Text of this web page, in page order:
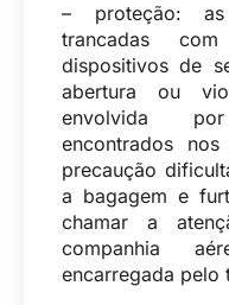
– proteção:
trancadas
dispositivos de
abertura ou
envolvida
encontrados
precaução
a bagagem e
chamar a
companhia
encarregada pelo